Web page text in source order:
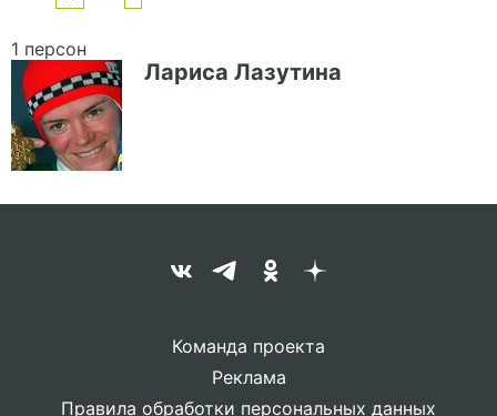
1 персон
Лариса Лазутина
Команда проекта
Реклама
Правила обработки персональных данных